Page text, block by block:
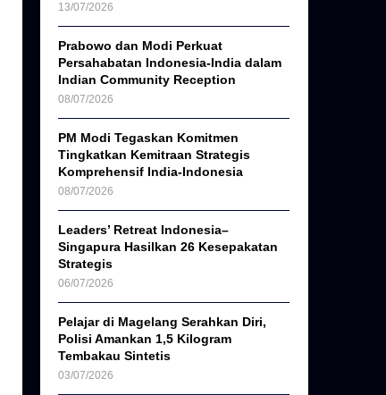
13/07/2026
Prabowo dan Modi Perkuat
Persahabatan Indonesia-India dalam
Indian Community Reception
08/07/2026
PM Modi Tegaskan Komitmen
Tingkatkan Kemitraan Strategis
Komprehensif India-Indonesia
08/07/2026
Leaders’ Retreat Indonesia–
Singapura Hasilkan 26 Kesepakatan
Strategis
06/07/2026
Pelajar di Magelang Serahkan Diri,
Polisi Amankan 1,5 Kilogram
Tembakau Sintetis
03/07/2026